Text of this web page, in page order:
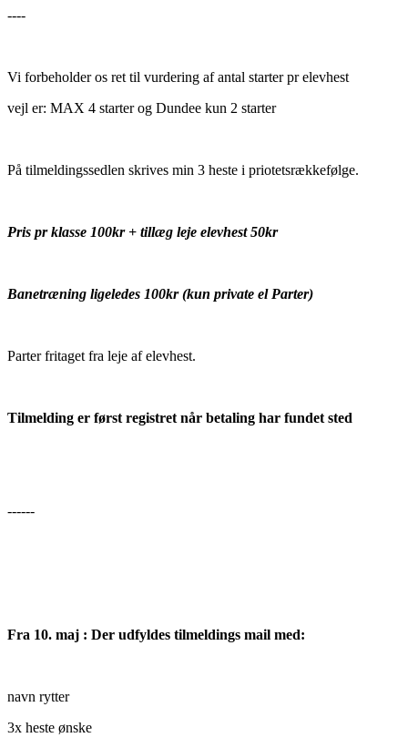
----
Vi forbeholder os ret til vurdering af antal starter pr elevhest
vejl er: MAX 4 starter og Dundee kun 2 starter
På tilmeldingssedlen skrives min 3 heste i priotetsrækkefølge.
Pris pr klasse 100kr + tillæg leje elevhest 50kr
Banetræning ligeledes 100kr (kun private el Parter)
Parter fritaget fra leje af elevhest.
Tilmelding er først registret når betaling har fundet sted
------
Fra 10. maj : Der udfyldes tilmeldings mail med:
navn rytter
3x heste ønske